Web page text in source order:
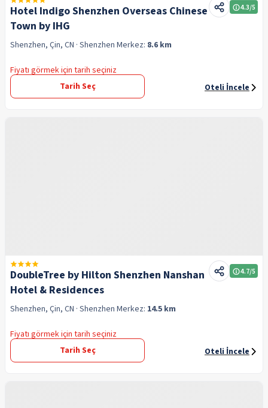
Hotel Indigo Shenzhen Overseas Chinese
Town by IHG
4.3/5
Shenzhen, Çin, CN · Shenzhen Merkez: 8.6 km
Fiyatı görmek için tarih seçiniz
Tarih Seç
Oteli İncele
DoubleTree by Hilton Shenzhen Nanshan
Hotel & Residences
4.7/5
Shenzhen, Çin, CN · Shenzhen Merkez: 14.5 km
Fiyatı görmek için tarih seçiniz
Tarih Seç
Oteli İncele